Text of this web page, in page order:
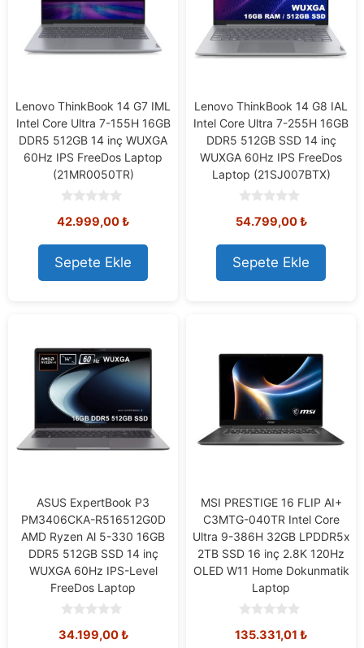
Lenovo ThinkBook 14 G7 IML
Intel Core Ultra 7-155H 16GB
DDR5 512GB 14 inç WUXGA
60Hz IPS FreeDos Laptop
(21MR0050TR)
o
t
o
f
5
42.999,00₺
Sepete Ekle
Lenovo ThinkBook 14 G8 IAL
Intel Core Ultra 7-255H 16GB
DDR5 512GB SSD 14 inç
WUXGA 60Hz IPS FreeDos
Laptop (21SJ007BTX)
o
t
o
f
5
54.799,00₺
Sepete Ekle
ASUS ExpertBook P3
PM3406CKA-R516512G0D
AMD Ryzen Al 5-330 16GB
DDR5 512GB SSD 14 inç
WUXGA 60Hz IPS-Level
FreeDos Laptop
o
34.199,00₺
MSI PRESTIGE 16 FLIP AI+
C3MTG-040TR Intel Core
Ultra 9-386H 32GB LPDDR5x
2TB SSD 16 inç 2.8K 120Hz
OLED W11 Home Dokunmatik
Laptop
o
135.331,01 ₺